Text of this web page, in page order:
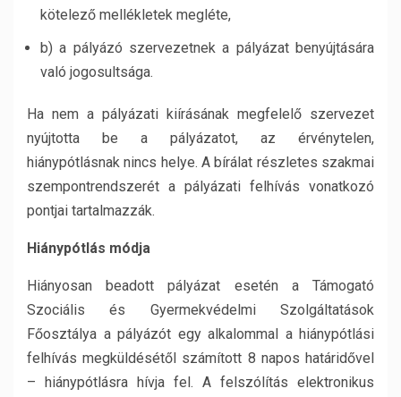
kötelező mellékletek megléte,
b) a pályázó szervezetnek a pályázat benyújtására
való jogosultsága.
Ha nem a pályázati kiírásának megfelelő szervezet
nyújtotta be a pályázatot, az érvénytelen,
hiánypótlásnak nincs helye. A bírálat részletes szakmai
szempontrendszerét a pályázati felhívás vonatkozó
pontjai tartalmazzák.
Hiánypótlás módja
Hiányosan beadott pályázat esetén a Támogató
Szociális és Gyermekvédelmi Szolgáltatások
Főosztálya a pályázót egy alkalommal a hiánypótlási
felhívás megküldésétől számított 8 napos határidővel
– hiánypótlásra hívja fel. A felszólítás elektronikus